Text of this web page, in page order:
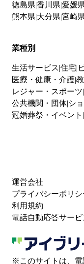
徳島県 香川県 愛媛
熊本県 大分県 宮崎
業種別
生活サービス 住宅
医療・健康・介護
レジャー・スポーツ
公共機関・団体 シ
冠婚葬祭・イベント
運営会社
プライバシーポリシ
利用規約
電話自動応答サー
※このサイトは、電